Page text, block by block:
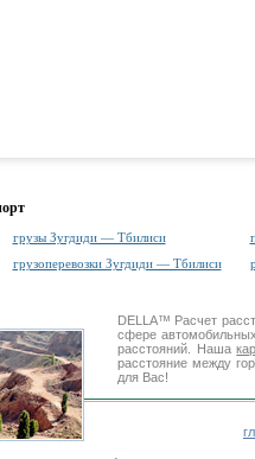
грузы Зугдиди — Тбилиси
грузоперевозки Зугдиди — Тбилиси
DELLA™ Расчет
сфере
расстояний. Наша
расстояние между
для Вас!